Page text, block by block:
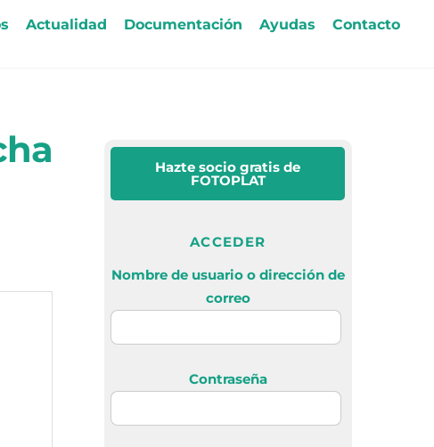
Actualidad Documentación Ayudas Contacto
Hazte socio gratis de
FOTOPLAT
ACCEDER
Nombre de usuario o dirección de
correo
Contraseña